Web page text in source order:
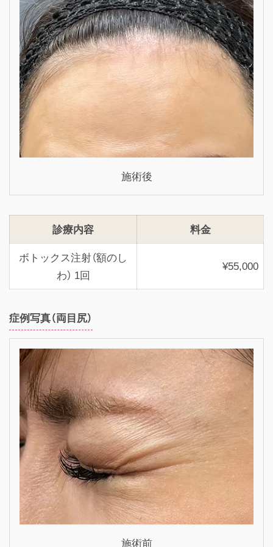
施術後
診療内容
料金
ボトックス注射（額のし
わ） 1回
¥55,000
症例写真（両目尻）
施術前